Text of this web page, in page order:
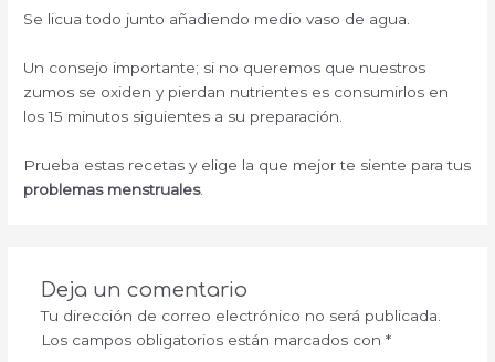
Se licua todo junto añadiendo medio vaso de agua.
Un consejo importante; si no queremos que nuestros
zumos se oxiden y pierdan nutrientes es consumirlos en
los 15 minutos siguientes a su preparación.
Prueba estas recetas y elige la que mejor te siente para tus
problemas menstruales.
Deja un comentario
Tu dirección de correo electrónico no será publicada.
Los campos obligatorios están marcados con *